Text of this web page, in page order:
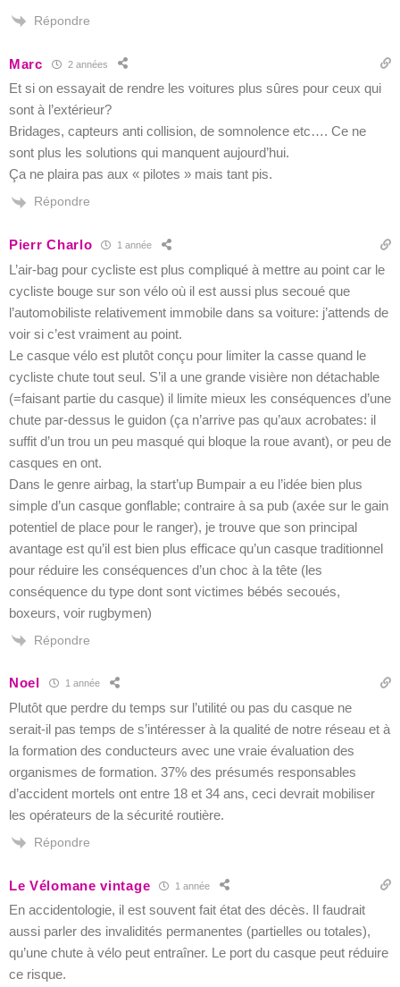
Répondre
Marc 2 années
Et si on essayait de rendre les voitures plus sûres pour ceux qui
sont à l’extérieur?
Bridages, capteurs anti collision, de somnolence etc…. Ce ne
sont plus les solutions qui manquent aujourd’hui.
Ça ne plaira pas aux « pilotes » mais tant pis.
Répondre
Pierr Charlo 1 année
L’air-bag pour cycliste est plus compliqué à mettre au point car le
cycliste bouge sur son vélo où il est aussi plus secoué que
l’automobiliste relativement immobile dans sa voiture: j’attends de
voir si c’est vraiment au point.
Le casque vélo est plutôt conçu pour limiter la casse quand le
cycliste chute tout seul. S’il a une grande visière non détachable
(=faisant partie du casque) il limite mieux les conséquences d’une
chute par-dessus le guidon (ça n’arrive pas qu’aux acrobates: il
suffit d’un trou un peu masqué qui bloque la roue avant), or peu de
casques en ont.
Dans le genre airbag, la start’up Bumpair a eu l’idée bien plus
simple d’un casque gonflable; contraire à sa pub (axée sur le gain
potentiel de place pour le ranger), je trouve que son principal
avantage est qu’il est bien plus efficace qu’un casque traditionnel
pour réduire les conséquences d’un choc à la tête (les
conséquence du type dont sont victimes bébés secoués,
boxeurs, voir rugbymen)
Répondre
Noel 1 année
Plutôt que perdre du temps sur l’utilité ou pas du casque ne
serait-il pas temps de s’intéresser à la qualité de notre réseau et à
la formation des conducteurs avec une vraie évaluation des
organismes de formation. 37% des présumés responsables
d’accident mortels ont entre 18 et 34 ans, ceci devrait mobiliser
les opérateurs de la sécurité routière.
Répondre
Le Vélomane vintage 1 année
En accidentologie, il est souvent fait état des décès. Il faudrait
aussi parler des invalidités permanentes (partielles ou totales),
qu’une chute à vélo peut entraîner. Le port du casque peut réduire
ce risque.